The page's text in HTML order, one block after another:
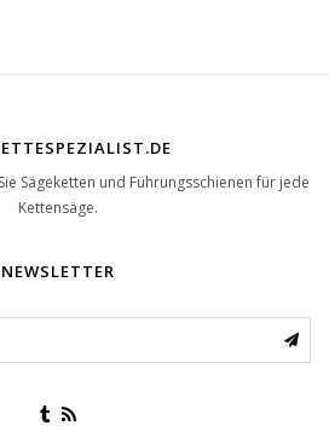
Sägeketten und Führungsschienen für jede
Kettensäge.
NEWSLETTER